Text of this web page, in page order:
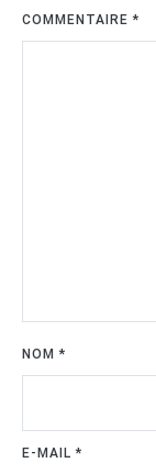
COMMENTAIRE*
NOM*
E-MAIL*